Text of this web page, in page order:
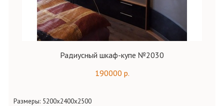
Радиусный шкаф-купе №2030
190000 р.
Размеры: 5200х2400х2500